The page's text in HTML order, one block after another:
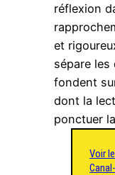
réflexion
et
sépare
fondent
dont la
ponctuer
Voir